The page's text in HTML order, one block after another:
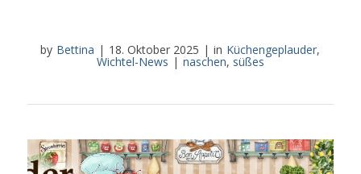
by Bettina | 18. Oktober 2025 | in Küchengeplauder,
Wichtel-News | naschen, süßes